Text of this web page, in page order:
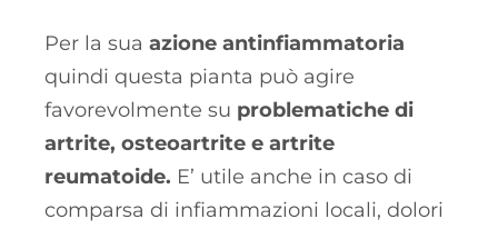
Per la sua azione antinfiammatoria
quindi questa pianta può agire
favorevolmente su problematiche di
artrite, osteoartrite e artrite
reumatoide. E’ utile anche in caso di
comparsa di infiammazioni locali, dolori